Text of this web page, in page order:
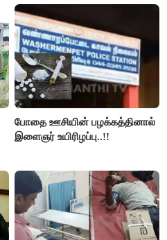
போதை ஊசியின் பழக்கத்தினால்
இளைஞர் உயிரிழப்பு..!!